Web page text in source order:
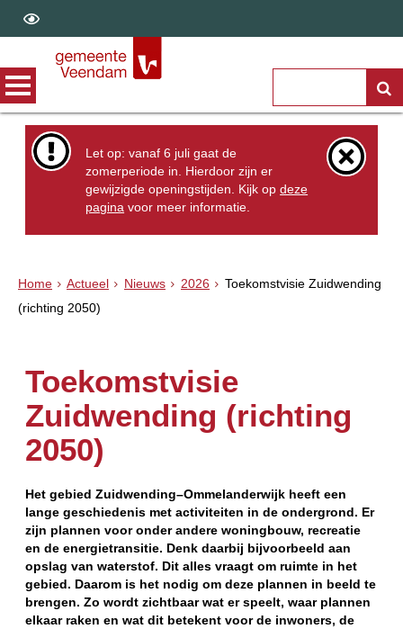
Let op: vanaf 6 juli gaat de
zomerperiode in. Hierdoor zijn er
gewijzigde openingstijden. Kijk opdeze
pagina voor meer informatie.
Home Actueel Nieuws 2026
Toekomstvisie Zuidwending
(richting 2050)
Toekomstvisie
Zuidwending (richting
2050)
Het gebied Zuidwending–Ommelanderwijk heeft een
lange geschiedenis met activiteiten in de ondergrond. Er
zijn plannen voor onder andere woningbouw, recreatie
en de energietransitie. Denk daarbij bijvoorbeeld aan
opslag van waterstof. Dit alles vraagt om ruimte in het
gebied. Daarom is het nodig om deze plannen in beeld te
brengen. Zo wordt zichtbaar wat er speelt, waar plannen
elkaar raken en wat dit betekent voor de inwoners, de